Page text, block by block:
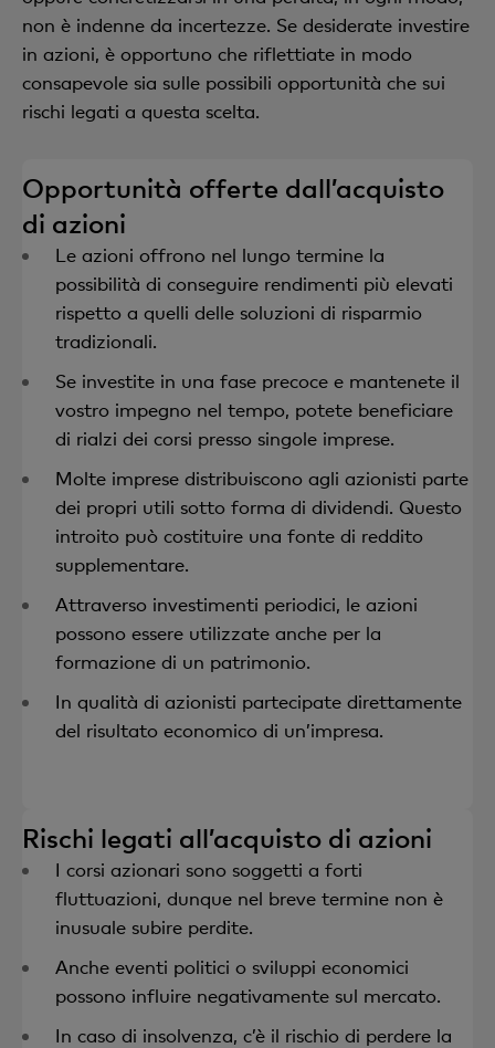
non è indenne da incertezze. Se desiderate investire
in azioni, è opportuno che riflettiate in modo
consapevole sia sulle possibili opportunità che sui
rischi legati a questa scelta.
Opportunità offerte dall’acquisto
di azioni
Le azioni offrono nel lungo termine la
possibilità di conseguire rendimenti più elevati
rispetto a quelli delle soluzioni di risparmio
tradizionali.
Se investite in una fase precoce e mantenete il
vostro impegno nel tempo, potete beneficiare
di rialzi dei corsi presso singole imprese.
Molte imprese distribuiscono agli azionisti parte
dei propri utili sotto forma di dividendi. Questo
introito può costituire una fonte di reddito
supplementare.
Attraverso investimenti periodici, le azioni
possono essere utilizzate anche per la
formazione di un patrimonio.
In qualità di azionisti partecipate direttamente
del risultato economico di un’impresa.
Rischi legati all’acquisto di azioni
I corsi azionari sono soggetti a forti
fluttuazioni, dunque nel breve termine non è
inusuale subire perdite.
Anche eventi politici o sviluppi economici
possono influire negativamente sul mercato.
In caso di insolvenza, c’è il rischio di perdere la